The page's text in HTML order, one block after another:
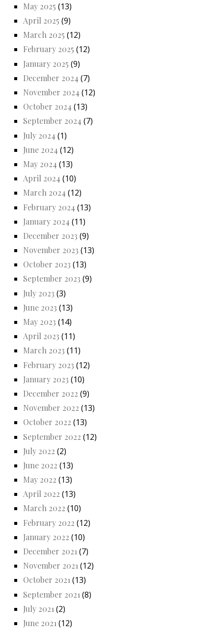
May 2025 (13)
April 2025 (9)
March 2025 (12)
February 2025 (12)
January 2025 (9)
December 2024 (7)
November 2024 (12)
October 2024 (13)
September 2024 (7)
July 2024 (1)
June 2024 (12)
May 2024 (13)
April 2024 (10)
March 2024 (12)
February 2024 (13)
January 2024 (11)
December 2023 (9)
November 2023 (13)
October 2023 (13)
September 2023 (9)
July 2023 (3)
June 2023 (13)
May 2023 (14)
April 2023 (11)
March 2023 (11)
February 2023 (12)
January 2023 (10)
December 2022 (9)
November 2022 (13)
October 2022 (13)
September 2022 (12)
July 2022 (2)
June 2022 (13)
May 2022 (13)
April 2022 (13)
March 2022 (10)
February 2022 (12)
January 2022 (10)
December 2021 (7)
November 2021(12)
October 2021(13)
September 2021 (8)
July 2021 (2)
June 2021 (12)